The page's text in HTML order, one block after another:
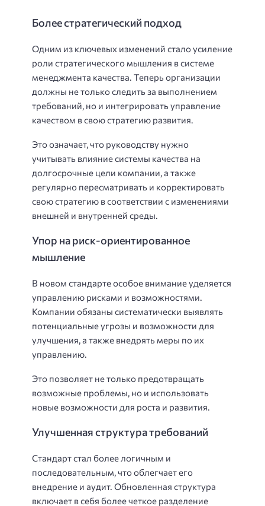
Более стратегический подход
Одним из ключевых изменений стало усиление
роли стратегического мышления в системе
менеджмента качества. Теперь организации
должны не только следить за выполнением
требований, но и интегрировать управление
качеством в свою стратегию развития.
Это означает, что руководству нужно
учитывать влияние системы качества на
долгосрочные цели компании, а также
регулярно пересматривать и корректировать
свою стратегию в соответствии с изменениями
внешней и внутренней среды.
Упор на риск-ориентированное
мышление
В новом стандарте особое внимание уделяется
управлению рисками и возможностями.
Компании обязаны систематически выявлять
потенциальные угрозы и возможности для
улучшения, а также внедрять меры по их
управлению.
Это позволяет не только предотвращать
возможные проблемы, но и использовать
новые возможности для роста и развития.
Улучшенная структура требований
Стандарт стал более логичным и
последовательным, что облегчает его
внедрение и аудит. Обновленная структура
включает в себя более четкое разделение